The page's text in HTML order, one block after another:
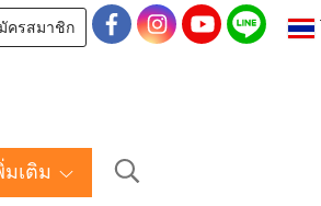
ครสมาชิก
มเติม